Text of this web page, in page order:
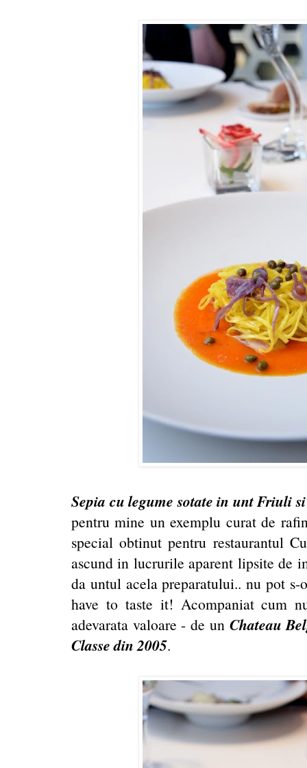
Sepia cu legume sotate in unt Friuli
pentru mine un exemplu curat de
special obtinut pentru restaurantul
ascund in lucrurile aparent lipsite de
da untul acela preparatului.. nu pot
have to taste it! Acompaniat cum
adevarata valoare - de un Chateau
Classe din 2005.